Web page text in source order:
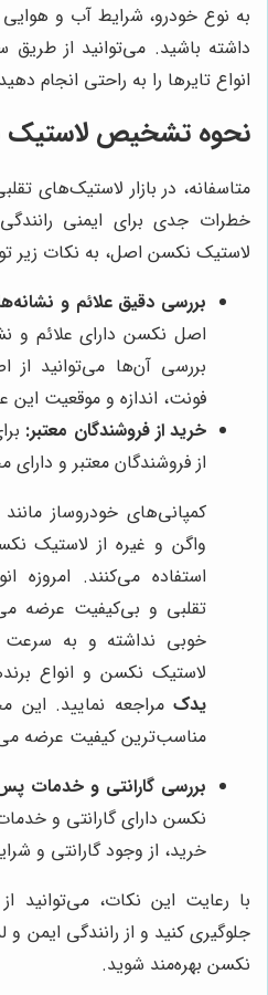
به نوع خودرو، شرایط آب و هوایی
داشته باشید. می‌توانید از طریق
انواع تایرها را به راحتی انجام
نحوه تشخیص
متاسفانه، در بازار لاستیک‌های
خطرات جدی برای ایمنی
لاستیک نکسن اصل، به نکات زیر
بررسی دقیق علائم و
اصل نکسن دارای علائم و
بررسی آن‌ها می‌توانید از
فونت، اندازه و موقعیت این
خرید از فروشندگان معتبر:
از فروشندگان معتبر و دارای
کمپانی‌های خودروساز
واگن و غیره از لاستیک
استفاده می‌کنند. امروزه
تقلبی و بی‌کیفیت عرضه
خوبی نداشته و به سرعت
لاستیک نکسن و انواع
یدک مراجعه نمایید. این
مناسب‌ترین کیفیت عرضه
بررسی گارانتی و خدمات
نکسن دارای گارانتی و
خرید، از وجود گارانتی و
با رعایت این نکات، می‌توانید
جلوگیری کنید و از رانندگی
نکسن بهره‌مند شوید.